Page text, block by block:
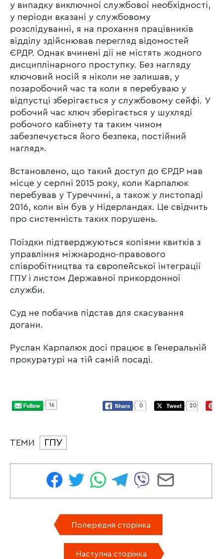
у випадку виключної службової необхідності,
у періоди вказані у службовому
розслідуванні, я на прохання працівників
відділу здійснював перегляд відомостей
ЄРДР. Однак вчинені дії не містять жодного
дисциплінарного проступку. Без нагляду
ключовий носій я ніколи не залишав, у
позаробочий час та коли я перебуваю у
відпустці зберігається у службовому сейфі. У
робочий час ключ зберігається у шухляді
робочого кабінету та таким чином
забезпечується його безпека, постійний
нагляд».
Встановлено, що такий доступ до ЄРДР мав
місце у серпні 2015 року, коли Карпалюк
перебував у Туреччині, а також у листопаді
2016, коли він був у Нідерландах. Це свідчить
про системність таких порушень.
Поїздки підтверджуються копіями квитків з
управління міжнародно-правового
співробітництва та європейської інтеграції
ГПУ і листом Державної прикордонної
служби.
Суд не побачив підстав для скасування
догани.
Руслан Карпалюк досі працює в Генеральній
прокуратурі на тій самій посаді.
16 0 20
ТЕМИ ГПУ
Попередня сторінка
Наступна сторінка